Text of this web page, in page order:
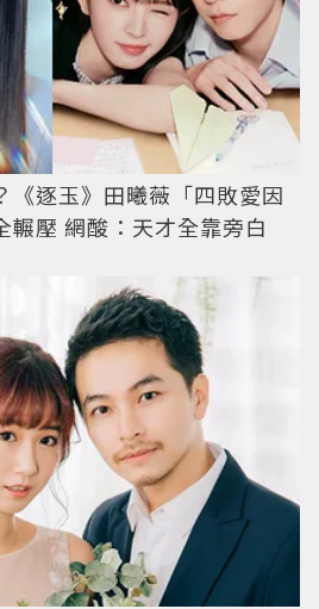
《逐玉》田曦薇「四敗愛因
輾壓 網酸：天才全靠旁白